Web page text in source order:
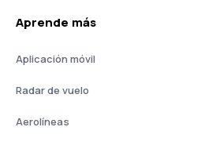
Aprende más
Aplicación móvil
Radar de vuelo
Aerolíneas